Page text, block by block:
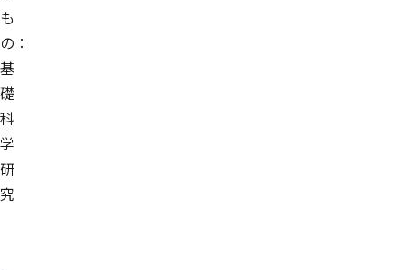
も
の：
基
礎
科
学
研
究